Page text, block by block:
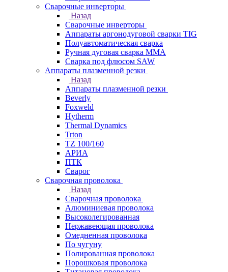
Сварочные инверторы
Назад
Сварочные инверторы
Аппараты аргонодуговой сварки TIG
Полуавтоматическая сварка
Ручная дуговая сварка MMA
Сварка под флюсом SAW
Аппараты плазменной резки
Назад
Аппараты плазменной резки
Beverly
Foxweld
Hytherm
Thermal Dynamics
Trton
TZ 100/160
АРИА
ПТК
Сварог
Сварочная проволока
Назад
Сварочная проволока
Алюминиевая проволока
Высоколегированная
Нержавеющая проволока
Омедненная проволока
По чугуну
Полированная проволока
Порошковая проволока